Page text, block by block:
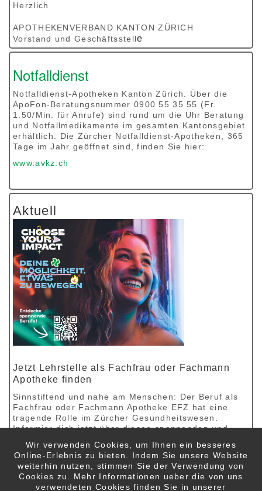
Wir verwenden Cookies, um Ihnen ein besseres
Online-Erlebnis zu bieten. Indem Sie unsere Website
weiterhin nutzen, stimmen Sie der Verwendung von
Cookies zu. Mehr Informationen ueber die von uns
verwendeten Cookies finden Sie in unserer
Herzlich
APOTHEKENVERBAND KANTON ZÜRICH
Vorstand und Geschäftsstelle
Notfalldienst
Notfalldienst-Apotheken Kanton Zürich. Über die
ApoFon-Beratungsnummer 0900 55 35 55 (Fr.
1.50/Min. für Anrufe) sind rund um die Uhr Beratung
und Notfallmedikamente im gesamten Kantonsgebiet
erhältlich. Die Zürcher Notfalldienst-Apotheken, 365
Tage im Jahr geöffnet sind, finden Sie hier:
www.avkz.ch
Aktuell
Jetzt Lehrstelle als Fachfrau oder Fachmann
Apotheke finden
Sinnstiftend und nahe am Menschen: Der Beruf als
Fachfrau oder Fachmann Apotheke EFZ hat eine
tragende Rolle im Zürcher Gesundheitswesen.
Informier dich jetzt über diesen spannenden und
>Mehr zum Thema